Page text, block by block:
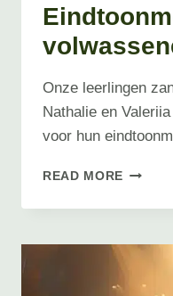
Onze leerlingen
Nathalie en
voor hun
READ MORE